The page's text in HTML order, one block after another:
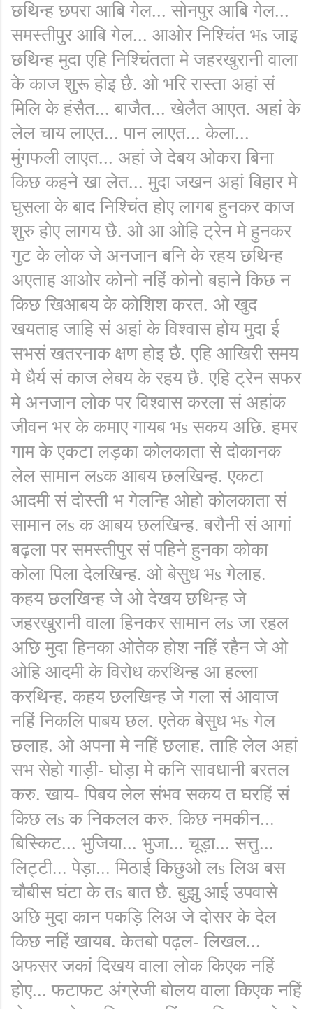
छथिन्ह छपरा आबि गेल... सोनपुर आबि गेल...
समस्तीपुर आबि गेल... आओर निश्चिंत भs जाइ
छथिन्ह मुदा एहि निश्चिंतता मे जहरखुरानी वाला
के काज शुरू होइ छै. ओ भरि रास्ता अहां सं
मिलि के हंसैत... बाजैत... खेलैत आएत. अहां के
लेल चाय लाएत... पान लाएत... केला...
मुंगफली लाएत... अहां जे देबय ओकरा बिना
किछ कहने खा लेत... मुदा जखन अहां बिहार मे
घुसला के बाद निश्चिंत होए लागब हुनकर काज
शुरु होए लागय छै. ओ आ ओहि ट्रेन मे हुनकर
गुट के लोक जे अनजान बनि के रहय छथिन्ह
अएताह आओर कोनो नहिं कोनो बहाने किछ न
किछ खिआबय के कोशिश करत. ओ खुद
खयताह जाहि सं अहां के विश्वास होय मुदा ई
सभसं खतरनाक क्षण होइ छै. एहि आखिरी समय
मे धैर्य सं काज लेबय के रहय छै. एहि ट्रेन सफर
मे अनजान लोक पर विश्वास करला सं अहांक
जीवन भर के कमाए गायब भs सकय अछि. हमर
गाम के एकटा लड़का कोलकाता से दोकानक
लेल सामान लsक आबय छलखिन्ह. एकटा
आदमी सं दोस्ती भ गेलन्हि ओहो कोलकाता सं
सामान लs क आबय छलखिन्ह. बरौनी सं आगां
बढ़ला पर समस्तीपुर सं पहिने हुनका कोका
कोला पिला देलखिन्ह. ओ बेसुध भs गेलाह.
कहय छलखिन्ह जे ओ देखय छथिन्ह जे
जहरखुरानी वाला हिनकर सामान लs जा रहल
अछि मुदा हिनका ओतेक होश नहिं रहैन जे ओ
ओहि आदमी के विरोध करथिन्ह आ हल्ला
करथिन्ह. कहय छलखिन्ह जे गला सं आवाज
नहिं निकलि पाबय छल. एतेक बेसुध भs गेल
छलाह. ओ अपना मे नहिं छलाह. ताहि लेल अहां
सभ सेहो गाड़ी- घोड़ा मे कनि सावधानी बरतल
करु. खाय- पिबय लेल संभव सकय त घरहिं सं
किछ लs क निकलल करु. किछ नमकीन...
बिस्किट... भुजिया... भुजा... चूड़ा... सत्तु...
लिट्टी... पेड़ा... मिठाई किछुओ लs लिअ बस
चौबीस घंटा के तs बात छै. बुझु आई उपवासे
अछि मुदा कान पकड़ि लिअ जे दोसर के देल
किछ नहिं खायब. केतबो पढ़ल- लिखल...
अफसर जकां दिखय वाला लोक किएक नहिं
होए... फटाफट अंग्रेजी बोलय वाला किएक नहिं